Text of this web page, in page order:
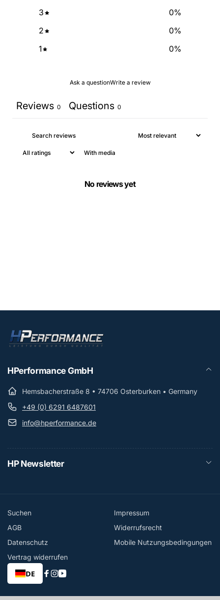
3
0%
2
0%
1
0%
Ask a questionWrite a review
Reviews 0 Questions 0
With media
No reviews yet
HPerformance GmbH
Hemsbacherstraße 8 • 74706 Osterburken • Germany
+49 (0) 6291 6487601
info@hperformance.de
HP Newsletter
Suchen
Impressum
AGB
Widerrufsrecht
Datenschutz
Mobile Nutzungsbedingungen
Vertrag widerrufen
DE
Facebook
Instagram
YouTube